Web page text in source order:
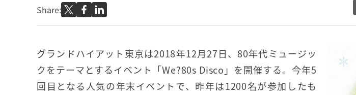
Share:
グランドハイアット東京は2018年12月27日、80年代ミュージッ
クをテーマとするイベント「We?80s Disco」を開催する。今年5
回目となる人気の年末イベントで、昨年は1200名が参加したも